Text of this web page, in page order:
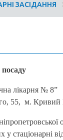
ЗАСІДАННЯ
лікарня № 8”
55, м. Кривий
у стаціонарні